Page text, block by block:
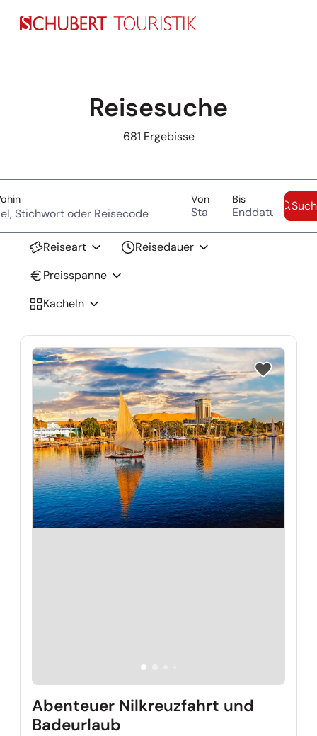
Reisesuche
681 Ergebisse
(Ziel, Stichwort oder Reisecode) VonStartdatum
BisEnddatum
Reiseart
Reisedauer
Preisspanne
Kacheln
Reise auf
Abenteuer Nilkreuzfahrt und
Badeurlaub